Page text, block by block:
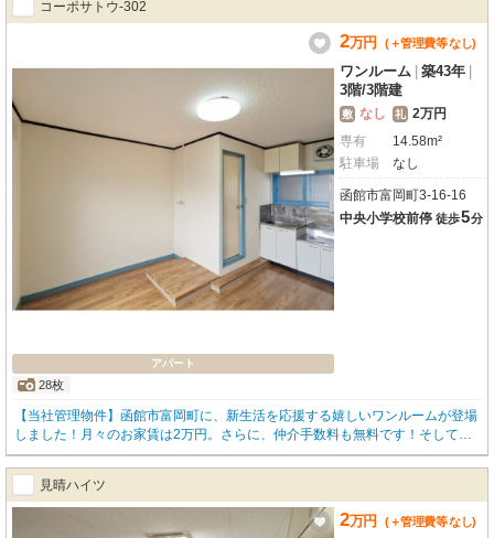
コーポサトウ-302
アパート
28枚
2万円 (＋管理費等なし)
ワンルーム 築43年
3階/3階建
敷 なし 礼 2万円
専有
14.58m²
駐車場
なし
函館市富岡町3-16-16
中央小学校前停 徒歩5分
【当社管理物件】函館市富岡町に、新生活を応援する嬉しいワンルームが登場
しました！月々のお家賃は2万円。さらに、仲介手数料も無料です！そして、
水道料金が家賃に含まれているので、毎月の費用を気にせず生活できるのは大
きな魅力ですね。函館バス「中央小学校前」停まで徒歩5分とアクセスも良
好。MEGAドン・キホーテ函館店やハニーズ函館店、サンドラッグなどが徒歩
7分圏内で、日々のお買い物も大変便利です。飲食店、郵便局、銀行も近く、
生活利便施設が充実した暮らしやすいエリアです。お部屋は、開放感のある最
見晴ハイツ
2万円 (＋管理費等なし)